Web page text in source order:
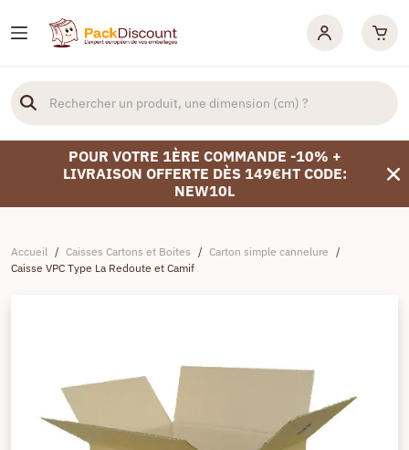
POUR VOTRE 1ÈRE COMMANDE -10% +
LIVRAISON OFFERTE DÈS 149€HT CODE:
NEW10L
Accueil / Caisses Cartons et Boites / Carton simple cannelure /
Caisse VPC Type La Redoute et Camif